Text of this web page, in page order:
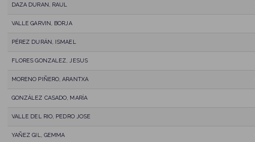
DAZA DURAN, RAUL
VALLE GARVIN, BORJA
PÉREZ DURÁN, ISMAEL
FLORES GONZALEZ, JESUS
MORENO PIÑERO, ARANTXA
GONZÁLEZ CASADO, MARÍA
VALLE DEL RIO, PEDRO JOSE
YAÑEZ GIL, GEMMA